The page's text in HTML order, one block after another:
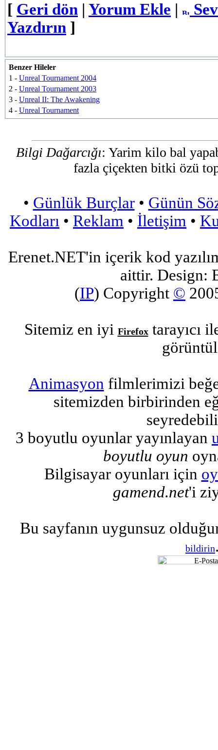
[ Geri dön | Yorum Ekle |
Yazdırın ]
Benzer Hileler
1 - Unreal Tournament 2004
2 - Unreal Tournament 2003
3 - Unreal II: The Awakening
4 - Unreal Tournament
Bilgi Dağarcığı: Yarim kilo bal
fazla çiçekten bitki özü
• Günlük Burçlar• Günün
Kodları • Reklam • İletişim •
Erenet.NET'in içerik kod
aittir. Design:
(IP) Copyright ©
Sitemiz en iyi Firefoxtarayıcı
Animasyon filmlerimizi
sitemizden birbirinden
3 boyutlu oyunlar yayınlayan
boyutlu oyun
Bilgisayar oyunları için
gamend.net'i
Bu sayfanın uygunsuz
bildirin